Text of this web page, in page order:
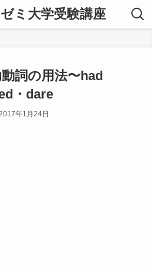
ミ大学受験講座
詞の用法〜had
・dare
年1月24日